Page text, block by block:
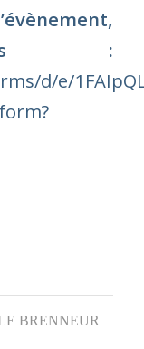
BRENNEUR
LES